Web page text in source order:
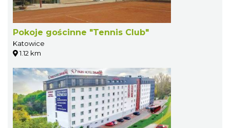
Pokoje gościnne "Tennis Club"
Katowice
1.12 km